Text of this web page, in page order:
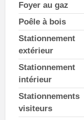
Foyer au gaz
Poêle à bois
Stationnement
extérieur
Stationnement
intérieur
Stationnements
visiteurs